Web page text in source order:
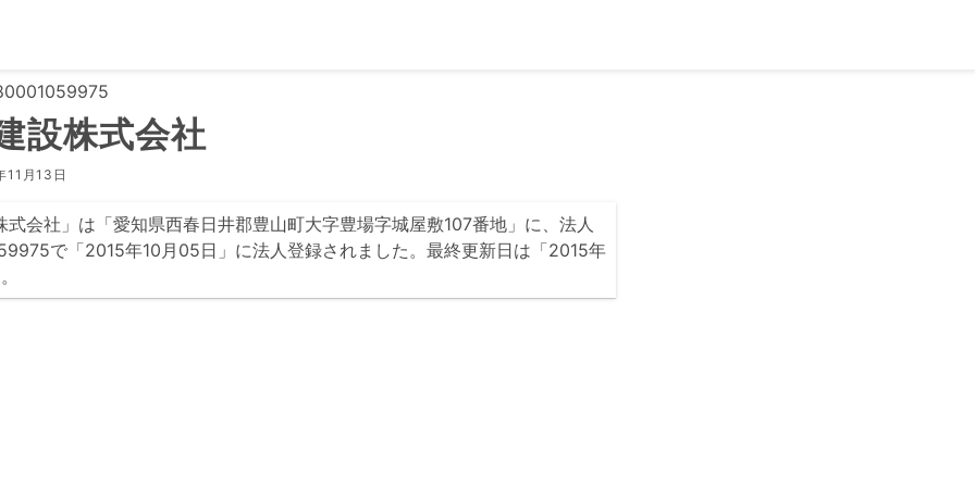
設株式会社
11月13日
式会社」は「愛知県西春日井郡豊山町大字豊場字城屋敷107番地」に、法人
で「2015年10月05日」に法人登録されました。最終更新日は「2015年